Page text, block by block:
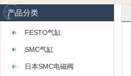
产品分类
FESTO气缸
SMC气缸
日本SMC电磁阀